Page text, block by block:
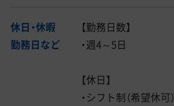
休日・休暇
勤務日など
【勤務日数】
・週4～5日
【休日】
・シフト制（希望休可）